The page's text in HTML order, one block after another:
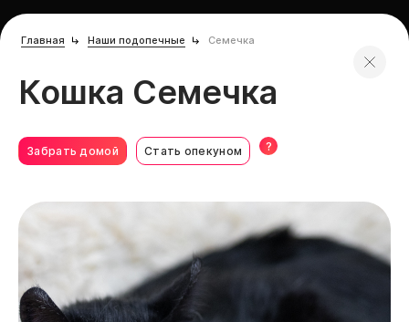
Главная Наши подопечные Семечка
Кошка Семечка
Забрать домой Стать опекуном ?